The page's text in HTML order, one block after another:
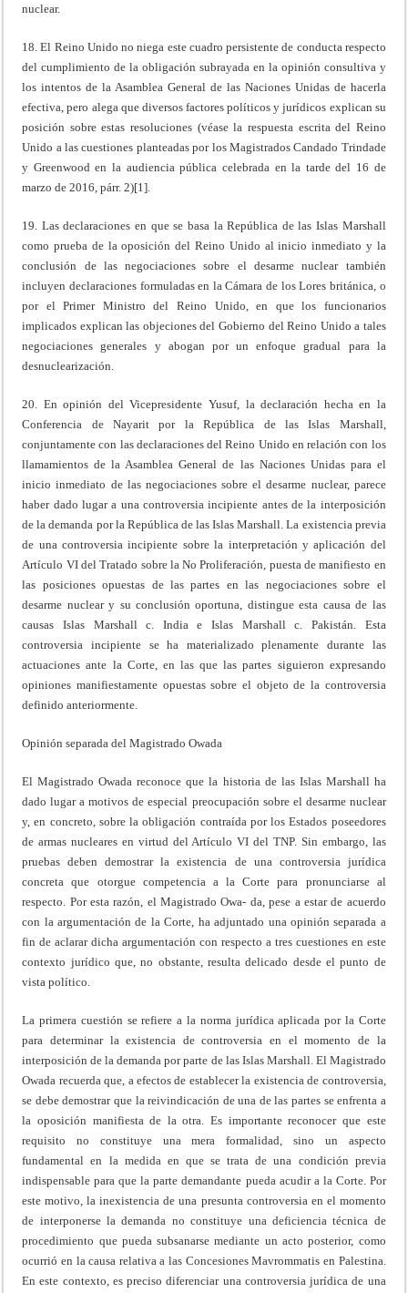
nuclear.
18. El Reino Unido no niega este cuadro persistente de conducta respecto
del cumplimiento de la obligación subrayada en la opinión consultiva y
los intentos de la Asamblea General de las Naciones Unidas de hacerla
efectiva, pero alega que diversos factores políticos y jurídicos explican su
posición sobre estas resoluciones (véase la respuesta escrita del Reino
Unido a las cuestiones planteadas por los Magistrados Candado Trindade
y Greenwood en la audiencia pública celebrada en la tarde del 16 de
marzo de 2016, párr. 2)[1].
19. Las declaraciones en que se basa la República de las Islas Marshall
como prueba de la oposición del Reino Unido al inicio inmediato y la
conclusión de las negociaciones sobre el desarme nuclear también
incluyen declaraciones formuladas en la Cámara de los Lores británica, o
por el Primer Ministro del Reino Unido, en que los funcionarios
implicados explican las objeciones del Gobierno del Reino Unido a tales
negociaciones generales y abogan por un enfoque gradual para la
desnuclearización.
20. En opinión del Vicepresidente Yusuf, la declaración hecha en la
Conferencia de Nayarit por la República de las Islas Marshall,
conjuntamente con las declaraciones del Reino Unido en relación con los
llamamientos de la Asamblea General de las Naciones Unidas para el
inicio inmediato de las negociaciones sobre el desarme nuclear, parece
haber dado lugar a una controversia incipiente antes de la interposición
de la demanda por la República de las Islas Marshall. La existencia previa
de una controversia incipiente sobre la interpretación y aplicación del
Artículo VI del Tratado sobre la No Proliferación, puesta de manifiesto en
las posiciones opuestas de las partes en las negociaciones sobre el
desarme nuclear y su conclusión oportuna, distingue esta causa de las
causas Islas Marshall c. India e Islas Marshall c. Pakistán. Esta
controversia incipiente se ha materializado plenamente durante las
actuaciones ante la Corte, en las que las partes siguieron expresando
opiniones manifiestamente opuestas sobre el objeto de la controversia
definido anteriormente.
Opinión separada del Magistrado Owada
El Magistrado Owada reconoce que la historia de las Islas Marshall ha
dado lugar a motivos de especial preocupación sobre el desarme nuclear
y, en concreto, sobre la obligación contraída por los Estados poseedores
de armas nucleares en virtud del Artículo VI del TNP. Sin embargo, las
pruebas deben demostrar la existencia de una controversia jurídica
concreta que otorgue competencia a la Corte para pronunciarse al
respecto. Por esta razón, el Magistrado Owa- da, pese a estar de acuerdo
con la argumentación de la Corte, ha adjuntado una opinión separada a
fin de aclarar dicha argumentación con respecto a tres cuestiones en este
contexto jurídico que, no obstante, resulta delicado desde el punto de
vista político.
La primera cuestión se refiere a la norma jurídica aplicada por la Corte
para determinar la existencia de controversia en el momento de la
interposición de la demanda por parte de las Islas Marshall. El Magistrado
Owada recuerda que, a efectos de establecer la existencia de controversia,
se debe demostrar que la reivindicación de una de las partes se enfrenta a
la oposición manifiesta de la otra. Es importante reconocer que este
requisito no constituye una mera formalidad, sino un aspecto
fundamental en la medida en que se trata de una condición previa
indispensable para que la parte demandante pueda acudir a la Corte. Por
este motivo, la inexistencia de una presunta controversia en el momento
de interponerse la demanda no constituye una deficiencia técnica de
procedimiento que pueda subsanarse mediante un acto posterior, como
ocurrió en la causa relativa a las Concesiones Mavrommatis en Palestina.
En este contexto, es preciso diferenciar una controversia jurídica de una